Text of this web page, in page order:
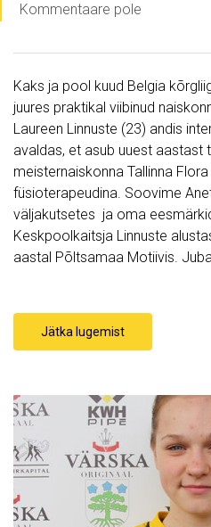
Kommentaare pole
Kaks ja pool kuud Belgia
juures praktikal viibinud
Laureen Linnuste (23) andis
avaldas, et asub uuest aastast
meisternaiskonna Tallinna
füsioterapeudina. Soovime
väljakutsetes ja oma
Keskpoolkaitsja Linnuste
aastal Põltsamaa Motiivis.
Jätka lugemist